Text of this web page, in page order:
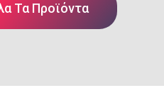
Τα Προϊόντα